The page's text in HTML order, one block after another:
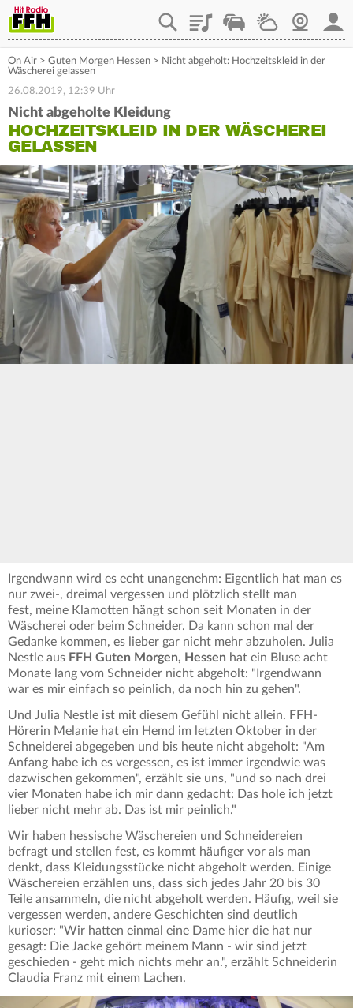
PlaylistStaupilotWetterWebcam
On Air > Guten Morgen Hessen > Nicht abgeholt: Hochzeitskleid in der
Wäscherei gelassen
26.08.2019, 12:39 Uhr
Nicht abgeholte Kleidung
HOCHZEITSKLEID IN DER WÄSCHEREI
GELASSEN
Irgendwann wird es echt unangenehm: Eigentlich hat man es
nur zwei-, dreimal vergessen und plötzlich stellt man
fest, meine Klamotten hängt schon seit Monaten in der
Wäscherei oder beim Schneider. Da kann schon mal der
Gedanke kommen, es lieber gar nicht mehr abzuholen. Julia
Nestle aus FFH Guten Morgen, Hessen hat ein Bluse acht
Monate lang vom Schneider nicht abgeholt: "Irgendwann
war es mir einfach so peinlich, da noch hin zu gehen".
Und Julia Nestle ist mit diesem Gefühl nicht allein. FFH-
Hörerin Melanie hat ein Hemd im letzten Oktober in der
Schneiderei abgegeben und bis heute nicht abgeholt: "Am
Anfang habe ich es vergessen, es ist immer irgendwie was
dazwischen gekommen", erzählt sie uns, "und so nach drei
vier Monaten habe ich mir dann gedacht: Das hole ich jetzt
lieber nicht mehr ab. Das ist mir peinlich."
Wir haben hessische Wäschereien und Schneidereien
befragt und stellen fest, es kommt häufiger vor als man
denkt, dass Kleidungsstücke nicht abgeholt werden. Einige
Wäschereien erzählen uns, dass sich jedes Jahr 20 bis 30
Teile ansammeln, die nicht abgeholt werden. Häufig, weil sie
vergessen werden, andere Geschichten sind deutlich
kurioser: "Wir hatten einmal eine Dame hier die hat nur
gesagt: Die Jacke gehört meinem Mann - wir sind jetzt
geschieden - geht mich nichts mehr an.", erzählt Schneiderin
Claudia Franz mit einem Lachen.